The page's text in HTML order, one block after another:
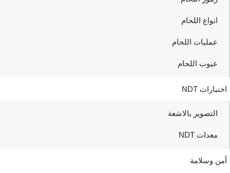
انواع اللحام
عمليات اللحام
عيوب اللحام
اختبارات NDT
التصوير بالاشعة
معدات NDT
أمن وسلامة